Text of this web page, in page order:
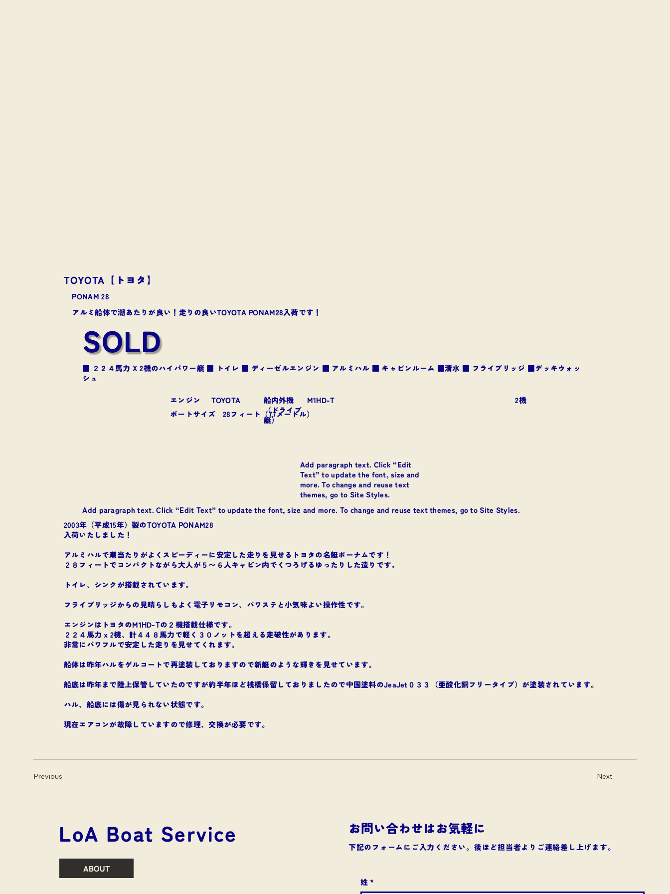
TOYOTA【トヨタ】
PONAM 28
アルミ船体で潮あたりが良い！走りの良いTOYOTA PONAM28入荷です！
SOLD
■ ２２４馬力 X 2機のハイパワー艇 ■ トイレ ■ ディーゼルエンジン ■ アルミハル ■ キャビンルーム ■清水 ■ フライブリッジ ■デッキウォッ
シュ
エンジン
28フィート（7.7メートル）
​ボートサイズ
TOYOTA
船内外機
（ドライブ
艇）
2機
Add paragraph text. Click “Edit
Text” to update the font, size and
more. To change and reuse text
themes, go to Site Styles.
M1HD-T
Add paragraph text. Click “Edit Text” to update the font, size and more. To change and reuse text themes, go to Site Styles.
2003年（平成15年）製のTOYOTA PONAM28
入荷いたしました！
アルミハルで潮当たりがよくスピーディーに安定した走りを見せるトヨタの名艇ポーナムです！
２８フィートでコンパクトながら大人が５〜６人キャビン内でくつろげるゆったりした造りです。
トイレ、シンクが搭載されています。
フライブリッジからの見晴らしもよく電子リモコン、パワステと小気味よい操作性です。
エンジンはトヨタのM1HD-Tの２機搭載仕様です。
２２４馬力 x 2機、計４４８馬力で軽く３０ノットを超える走破性があります。
非常にパワフルで安定した走りを見せてくれます。
船体は昨年ハルをゲルコートで再塗装しておりますので新艇のような輝きを見せています。
船底は昨年まで陸上保管していたのですが約半年ほど桟橋係留しておりましたので中国塗料のJeaJet０３３（亜酸化銅フリータイプ）が塗装されています。
ハル、船底には傷が見られない状態です。
現在エアコンが故障していますので修理、交換が必要です。
Previous Next
​LoA Boat Service
ABOUT
お問い合わせはお気軽に
​下記のフォームにご入力ください。後ほど担当者よりご連絡差し上げます。​
姓 *